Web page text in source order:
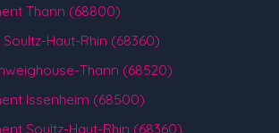
Thann (68800)
Haut-Rhin (68360)
Thann (68520)
Issenheim (68500)
Soultz-Haut-Rhin (68360)